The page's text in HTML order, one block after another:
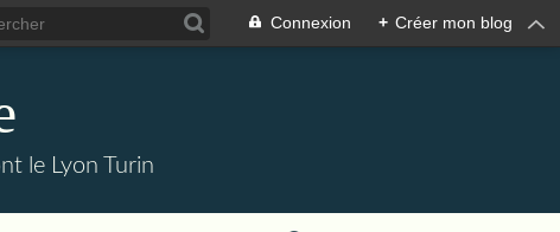
Connexion + Créer mon blog
le Lyon Turin